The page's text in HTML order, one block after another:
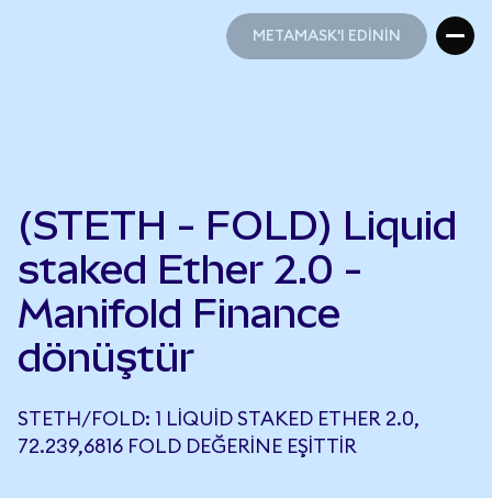
METAMASK'I EDİNİN
(STETH - FOLD) Liquid
staked Ether 2.0 -
Manifold Finance
dönüştür
STETH/FOLD: 1 LIQUID STAKED ETHER 2.0,
72.239,6816 FOLD DEĞERINE EŞITTIR